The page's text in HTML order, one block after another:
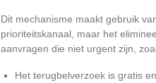
Dit mechanisme maakt gebruik
prioriteitskanaal, maar het
aanvragen die niet urgent zijn,
Het terugbelverzoek is gratis